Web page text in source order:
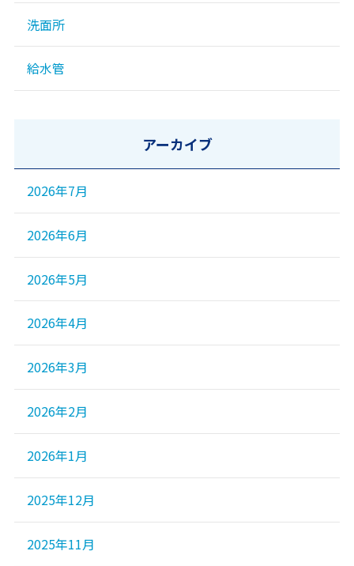
洗面所
給水管
アーカイブ
2026年7月
2026年6月
2026年5月
2026年4月
2026年3月
2026年2月
2026年1月
2025年12月
2025年11月